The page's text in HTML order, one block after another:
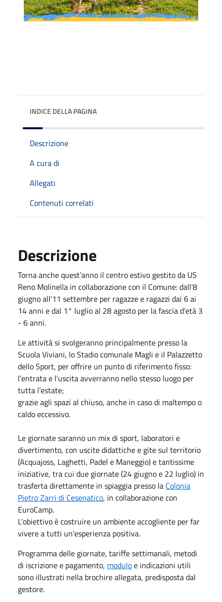
INDICE DELLA PAGINA
Descrizione
A cura di
Allegati
Contenuti correlati
Descrizione
Torna anche quest’anno il centro estivo gestito da US
Reno Molinella in collaborazione con il Comune: dall'8
giugno all'11 settembre per ragazze e ragazzi dai 6 ai
14 anni e dal 1° luglio al 28 agosto per la fascia d'età 3
- 6 anni.
Le attività si svolgeranno principalmente presso la
Scuola Viviani, lo Stadio comunale Magli e il Palazzetto
dello Sport, per offrire un punto di riferimento fisso:
l’entrata e l’uscita avverranno nello stesso luogo per
tutta l’estate;
grazie agli spazi al chiuso, anche in caso di maltempo o
caldo eccessivo.
Le giornate saranno un mix di sport, laboratori e
divertimento, con uscite didattiche e gite sul territorio
(Acquajoss, Laghetti, Padel e Maneggio) e tantissime
iniziative, tra cui due giornate (24 giugno e 22 luglio) in
trasferta direttamente in spiaggia presso la Colonia
Pietro Zarri di Cesenatico, in collaborazione con
EuroCamp.
L'obiettivo è costruire un ambiente accogliente per far
vivere a tutti un'esperienza positiva.
Programma delle giornate, tariffe settimanali, metodi
di iscrizione e pagamento, moduloe indicazioni utili
sono illustrati nella brochire allegata, predisposta dal
gestore.